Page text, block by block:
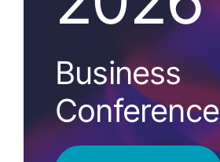
Business
Conference